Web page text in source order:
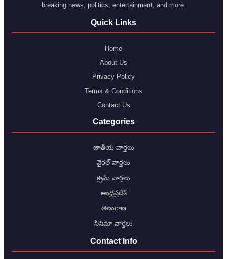
breaking news, politics, entertainment, and more.
Quick Links
Home
About Us
Privacy Policy
Terms & Conditions
Contact Us
Categories
జాతీయ వార్తలు
వైరల్ వార్తలు
క్రైమ్ వార్తలు
ఆంధ్రప్రదేశ్
తెలంగాణ
సినిమా వార్తలు
Contact Info